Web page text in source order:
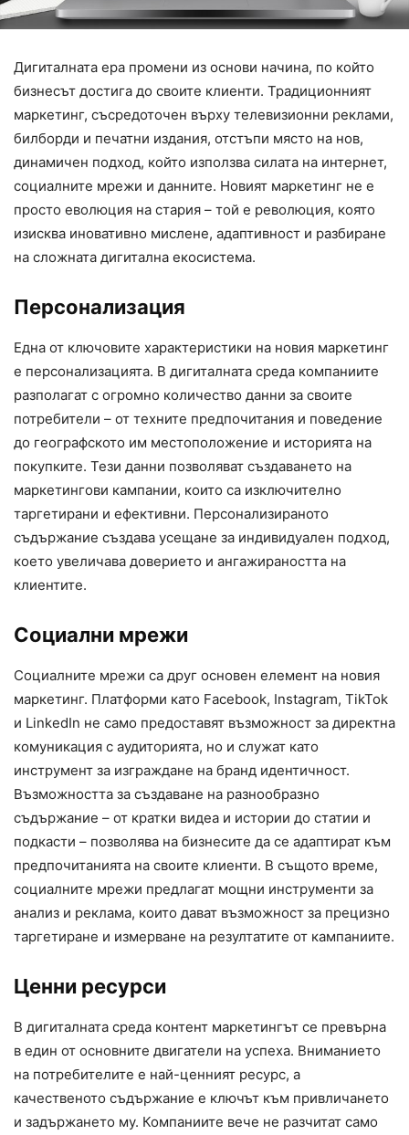
Дигиталната ера промени из основи начина, по който
бизнесът достига до своите клиенти. Традиционният
маркетинг, съсредоточен върху телевизионни реклами,
билборди и печатни издания, отстъпи място на нов,
динамичен подход, който използва силата на интернет,
социалните мрежи и данните. Новият маркетинг не е
просто еволюция на стария – той е революция, която
изисква иновативно мислене, адаптивност и разбиране
на сложната дигитална екосистема.
Персонализация
Една от ключовите характеристики на новия маркетинг
е персонализацията. В дигиталната среда компаниите
разполагат с огромно количество данни за своите
потребители – от техните предпочитания и поведение
до географското им местоположение и историята на
покупките. Тези данни позволяват създаването на
маркетингови кампании, които са изключително
таргетирани и ефективни. Персонализираното
съдържание създава усещане за индивидуален подход,
което увеличава доверието и ангажираността на
клиентите.
Социални мрежи
Социалните мрежи са друг основен елемент на новия
маркетинг. Платформи като Facebook, Instagram, TikTok
и LinkedIn не само предоставят възможност за директна
комуникация с аудиторията, но и служат като
инструмент за изграждане на бранд идентичност.
Възможността за създаване на разнообразно
съдържание – от кратки видеа и истории до статии и
подкасти – позволява на бизнесите да се адаптират към
предпочитанията на своите клиенти. В същото време,
социалните мрежи предлагат мощни инструменти за
анализ и реклама, които дават възможност за прецизно
таргетиране и измерване на резултатите от кампаниите.
Ценни ресурси
В дигиталната среда контент маркетингът се превърна
в един от основните двигатели на успеха. Вниманието
на потребителите е най-ценният ресурс, а
качественото съдържание е ключът към привличането
и задържането му. Компаниите вече не разчитат само